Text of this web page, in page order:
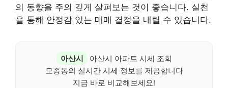
의 동향을 주의 깊게 살펴보는 것이 좋습니다. 실천
을 통해 안정감 있는 매매 결정을 내릴 수 있습니다.
아산시
아산시 아파트 시세 조회
모종동의 실시간 시세 정보를 제공합니다
지금 바로 비교해보세요!